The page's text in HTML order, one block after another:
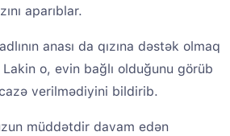
aparıblar.
anası da qızına dəstək olmaq
o, evin bağlı olduğunu görüb
verilmədiyini bildirib.
müddətdir davam edən